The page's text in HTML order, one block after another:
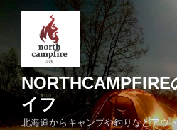
ン
ツ
へ
キ
イフ
北海道からキャンプや釣りなどアウ